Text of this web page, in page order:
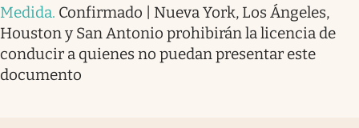
Medida. Confirmado | Nueva York, Los Ángeles,
Houston y San Antonio prohibirán la licencia de
conducir a quienes no puedan presentar este
documento